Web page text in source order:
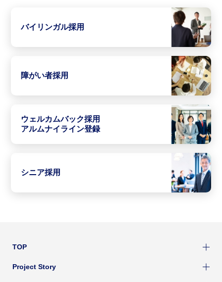
バイリンガル採用
障がい者採用
ウェルカムバック採用
アルムナイライン登録
シニア採用
TOP
Project Story